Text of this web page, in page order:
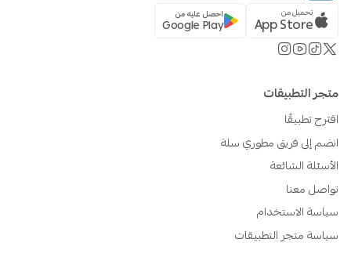
تحميل من
App Store احصل عليه من
Google Play
متجر التطبيقات
اقترح تطبيقًا
انضم إلى فريق مطوري سلة
الأسئلة الشائعة
تواصل معنا
سياسة الاستخدام
سياسة متجر التطبيقات